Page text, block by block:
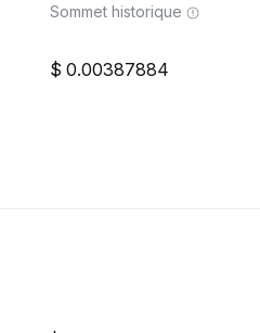
Sommet historique
0.00387884